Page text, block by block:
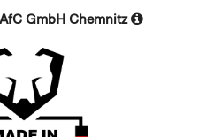
GmbH Chemnitz